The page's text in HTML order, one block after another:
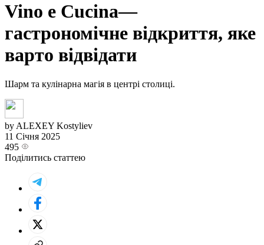
Vino e Cucina—
гастрономічне відкриття, яке
варто відвідати
Шарм та кулінарна магія в центрі столиці.
by ALEXEY Kostyliev
11 Січня 2025
495
Поділитись статтею